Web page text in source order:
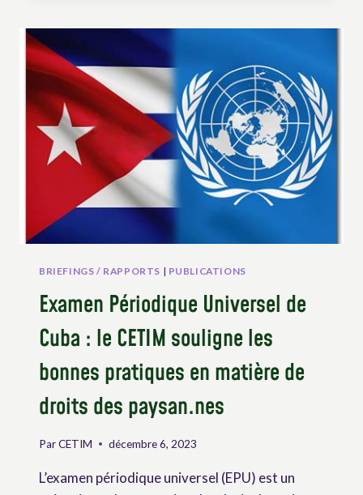
GLOBAL
–
INTERVIEW
DE
SERGE
PEEREBOOM
MAP
BELGIQUE
BRIEFINGS / RAPPORTS | PUBLICATIONS
Examen Périodique Universel de
Cuba : le CETIM souligne les
bonnes pratiques en matière de
droits des paysan.nes
ParCETIM décembre 6, 2023
L’examen périodique universel (EPU) est un